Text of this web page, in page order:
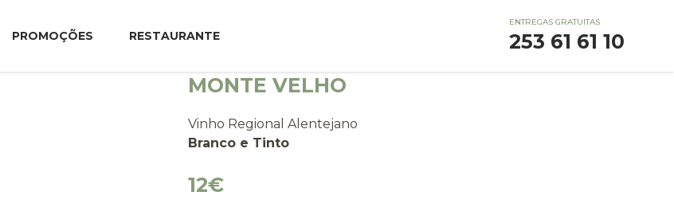
PROMOÇÕES RESTAURANTE
ENTREGAS GRATUITAS
253 61 61 10
MONTE VELHO
Vinho Regional Alentejano
Branco e Tinto
12€